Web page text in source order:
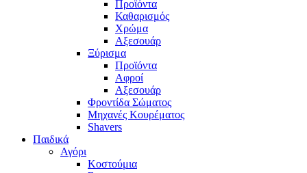
Προϊόντα
Καθαρισμός
Χρώμα
Αξεσουάρ
Ξύρισμα
Προϊόντα
Αφροί
Αξεσουάρ
Φροντίδα Σώματος
Μηχανές Κουρέματος
Shavers
Παιδικά
Αγόρι
Κοστούμια